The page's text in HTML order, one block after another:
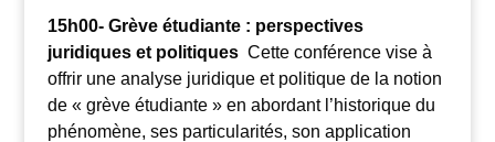
15h00- Grève étudiante : perspectives
juridiques et politiques Cette conférence vise à
offrir une analyse juridique et politique de la notion
de « grève étudiante » en abordant l’historique du
phénomène, ses particularités, son application